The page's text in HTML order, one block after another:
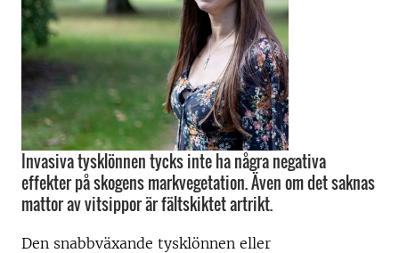
Invasiva tysklönnen tycks inte ha några negativa
effekter på skogens markvegetation. Även om det saknas
mattor av vitsippor är fältskiktet artrikt.
Den snabbväxande tysklönnen eller